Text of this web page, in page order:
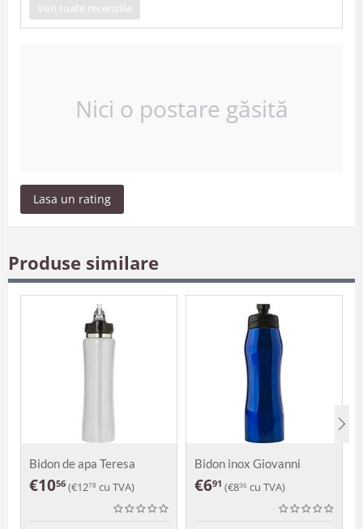
Vezi toate recenziile
Nici o postare găsită
Lasa un rating
Produse similare
Bidon de apa Teresa
€1056 (€1278 cu TVA)
Bidon inox Giovanni
€691 (€836 cu TVA)